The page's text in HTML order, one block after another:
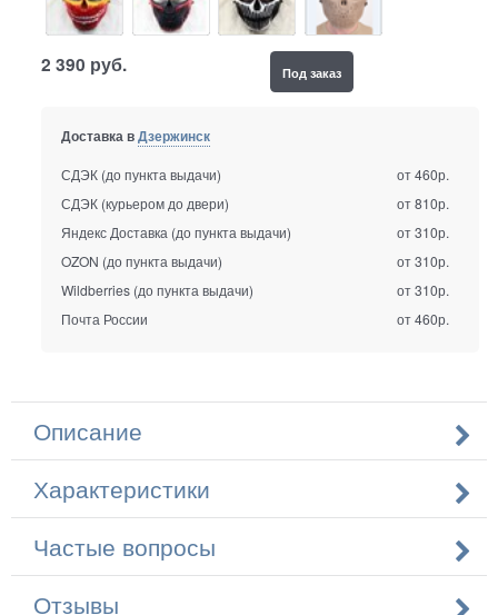
2 390 руб. Под заказ
Доставка вДзержинск
СДЭК (до пункта выдачи)
от 460р.
СДЭК (курьером до двери)
от 810р.
Яндекс Доставка (до пункта выдачи)
от 310р.
OZON (до пункта выдачи)
от 310р.
Wildberries (до пункта выдачи)
от 310р.
Почта России
от 460р.
Описание
Характеристики
Частые вопросы
Отзывы